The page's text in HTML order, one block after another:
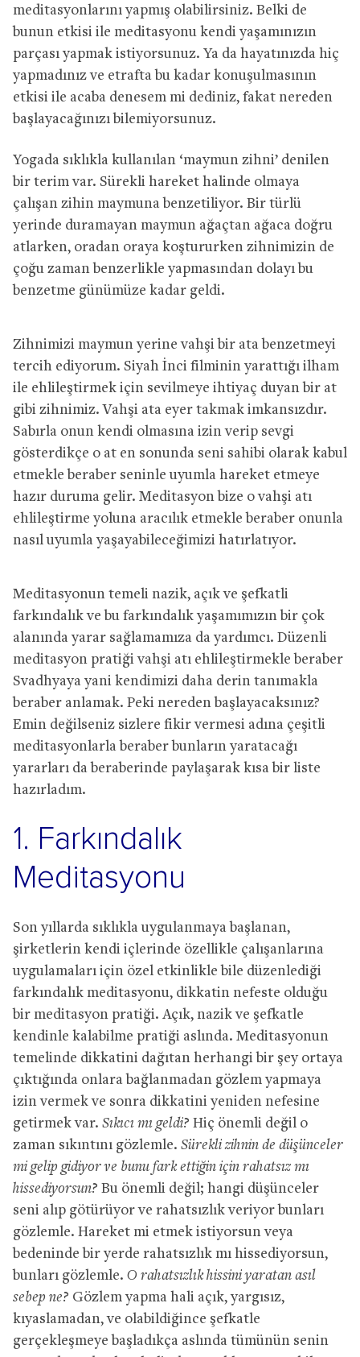
meditasyonlarını yapmış olabilirsiniz. Belki de
bunun etkisi ile meditasyonu kendi yaşamınızın
parçası yapmak istiyorsunuz. Ya da hayatınızda hiç
yapmadınız ve etrafta bu kadar konuşulmasının
etkisi ile acaba denesem mi dediniz, fakat nereden
başlayacağınızı bilemiyorsunuz.
Yogada sıklıkla kullanılan ‘maymun zihni’ denilen
bir terim var. Sürekli hareket halinde olmaya
çalışan zihin maymuna benzetiliyor. Bir türlü
yerinde duramayan maymun ağaçtan ağaca doğru
atlarken, oradan oraya koştururken zihnimizin de
çoğu zaman benzerlikle yapmasından dolayı bu
benzetme günümüze kadar geldi.
Zihnimizi maymun yerine vahşi bir ata benzetmeyi
tercih ediyorum. Siyah İnci filminin yarattığı ilham
ile ehlileştirmek için sevilmeye ihtiyaç duyan bir at
gibi zihnimiz. Vahşi ata eyer takmak imkansızdır.
Sabırla onun kendi olmasına izin verip sevgi
gösterdikçe o at en sonunda seni sahibi olarak kabul
etmekle beraber seninle uyumla hareket etmeye
hazır duruma gelir. Meditasyon bize o vahşi atı
ehlileştirme yoluna aracılık etmekle beraber onunla
nasıl uyumla yaşayabileceğimizi hatırlatıyor.
Meditasyonun temeli nazik, açık ve şefkatli
farkındalık ve bu farkındalık yaşamımızın bir çok
alanında yarar sağlamamıza da yardımcı. Düzenli
meditasyon pratiği vahşi atı ehlileştirmekle beraber
Svadhyaya yani kendimizi daha derin tanımakla
beraber anlamak. Peki nereden başlayacaksınız?
Emin değilseniz sizlere fikir vermesi adına çeşitli
meditasyonlarla beraber bunların yaratacağı
yararları da beraberinde paylaşarak kısa bir liste
hazırladım.
1. Farkındalık
Meditasyonu
Son yıllarda sıklıkla uygulanmaya başlanan,
şirketlerin kendi içlerinde özellikle çalışanlarına
uygulamaları için özel etkinlikle bile düzenlediği
farkındalık meditasyonu, dikkatin nefeste olduğu
bir meditasyon pratiği. Açık, nazik ve şefkatle
kendinle kalabilme pratiği aslında. Meditasyonun
temelinde dikkatini dağıtan herhangi bir şey ortaya
çıktığında onlara bağlanmadan gözlem yapmaya
izin vermek ve sonra dikkatini yeniden nefesine
getirmek var. Sıkıcı mı geldi? Hiç önemli değil o
zaman sıkıntını gözlemle. Sürekli zihnin de düşünceler
mi gelip gidiyor ve bunu fark ettiğin için rahatsız mı
hissediyorsun? Bu önemli değil; hangi düşünceler
seni alıp götürüyor ve rahatsızlık veriyor bunları
gözlemle. Hareket mi etmek istiyorsun veya
bedeninde bir yerde rahatsızlık mı hissediyorsun,
bunları gözlemle. O rahatsızlık hissini yaratan asıl
sebep ne? Gözlem yapma hali açık, yargısız,
kıyaslamadan, ve olabildiğince şefkatle
gerçekleşmeye başladıkça aslında tümünün senin